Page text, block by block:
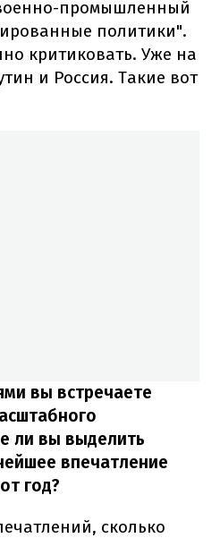
промышленный
политики".
критиковать. Уже на
и Россия. Такие вот
вы встречаете
ли вы выделить
впечатление
год?
сколько